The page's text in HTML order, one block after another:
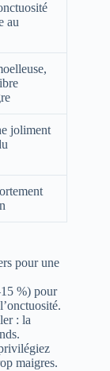
au
joliment
pour une
%) pour
: la
maigres.